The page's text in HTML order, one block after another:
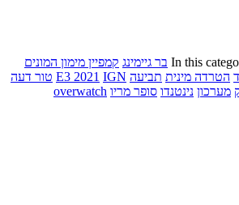
In this בר גיימינג קמפיין מימון המונים
הטרדה מינית תביעה E3 2021 IGN
טור דעה
מערכון נינטנדו סופר מריו overwatch